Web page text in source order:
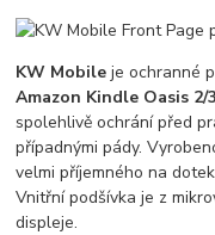
KW Mobile je ochranné
Amazon Kindle Oasis 2/
spolehlivě ochrání před
případnými pády.
velmi příjemného na
Vnitřní podšívka je z
displeje.